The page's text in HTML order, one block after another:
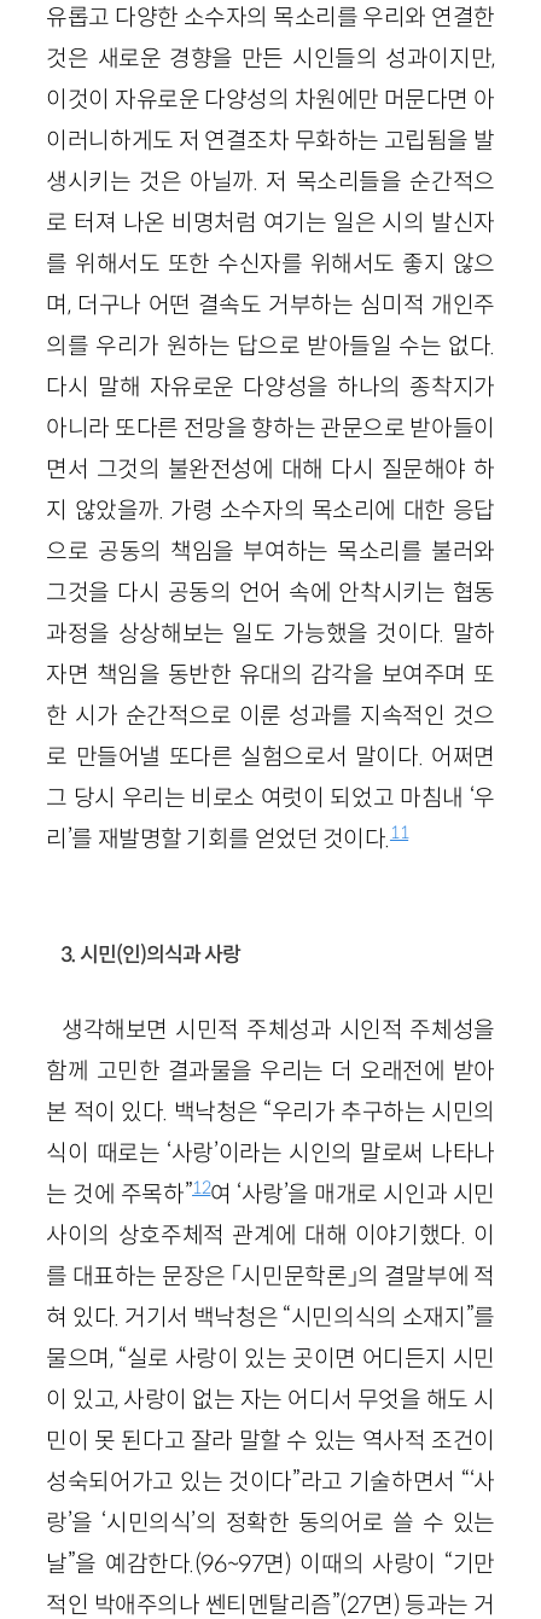
유롭고 다양한 소수자의 목소리를 우리와 연결한
것은 새로운 경향을 만든 시인들의 성과이지만,
이것이 자유로운 다양성의 차원에만 머문다면 아
이러니하게도 저 연결조차 무화하는 고립됨을 발
생시키는 것은 아닐까. 저 목소리들을 순간적으
로 터져 나온 비명처럼 여기는 일은 시의 발신자
를 위해서도 또한 수신자를 위해서도 좋지 않으
며, 더구나 어떤 결속도 거부하는 심미적 개인주
의를 우리가 원하는 답으로 받아들일 수는 없다.
다시 말해 자유로운 다양성을 하나의 종착지가
아니라 또다른 전망을 향하는 관문으로 받아들이
면서 그것의 불완전성에 대해 다시 질문해야 하
지 않았을까. 가령 소수자의 목소리에 대한 응답
으로 공동의 책임을 부여하는 목소리를 불러와
그것을 다시 공동의 언어 속에 안착시키는 협동
과정을 상상해보는 일도 가능했을 것이다. 말하
자면 책임을 동반한 유대의 감각을 보여주며 또
한 시가 순간적으로 이룬 성과를 지속적인 것으
로 만들어낼 또다른 실험으로서 말이다. 어쩌면
그 당시 우리는 비로소 여럿이 되었고 마침내 ‘우
리’를 재발명할 기회를 얻었던 것이다. 11
3. 시민(인)의식과 사랑
생각해보면 시민적 주체성과 시인적 주체성을
함께 고민한 결과물을 우리는 더 오래전에 받아
본 적이 있다. 백낙청은 “우리가 추구하는 시민의
식이 때로는 ‘사랑’이라는 시인의 말로써 나타나
는 것에 주목하”12여 ‘사랑’을 매개로 시인과 시민
사이의 상호주체적 관계에 대해 이야기했다. 이
를 대표하는 문장은 「시민문학론」의 결말부에 적
혀 있다. 거기서 백낙청은 “시민의식의 소재지”를
물으며, “실로 사랑이 있는 곳이면 어디든지 시민
이 있고, 사랑이 없는 자는 어디서 무엇을 해도 시
민이 못 된다고 잘라 말할 수 있는 역사적 조건이
성숙되어가고 있는 것이다”라고 기술하면서 “‘사
랑’을 ‘시민의식’의 정확한 동의어로 쓸 수 있는
날”을 예감한다.(96~97면) 이때의 사랑이 “기만
적인 박애주의나 쎈티멘탈리즘”(27면) 등과는 거